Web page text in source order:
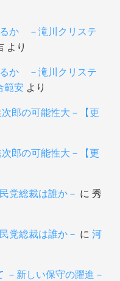
か －滝川クリステ
より
か －滝川クリステ
範安より
郎の可能性大－【更
郎の可能性大－【更
党総裁は誰か－ に 秀
党総裁は誰か－ に 河
－新しい保守の躍進－